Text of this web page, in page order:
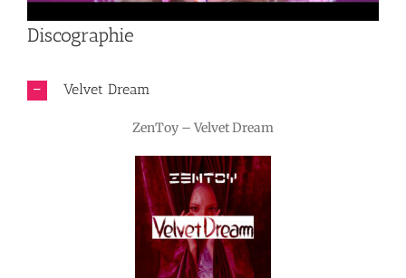
Discographie
Velvet Dream
ZenToy – Velvet Dream